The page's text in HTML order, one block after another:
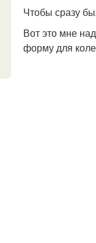
Чтобы сразу
Вот это мне
форму для